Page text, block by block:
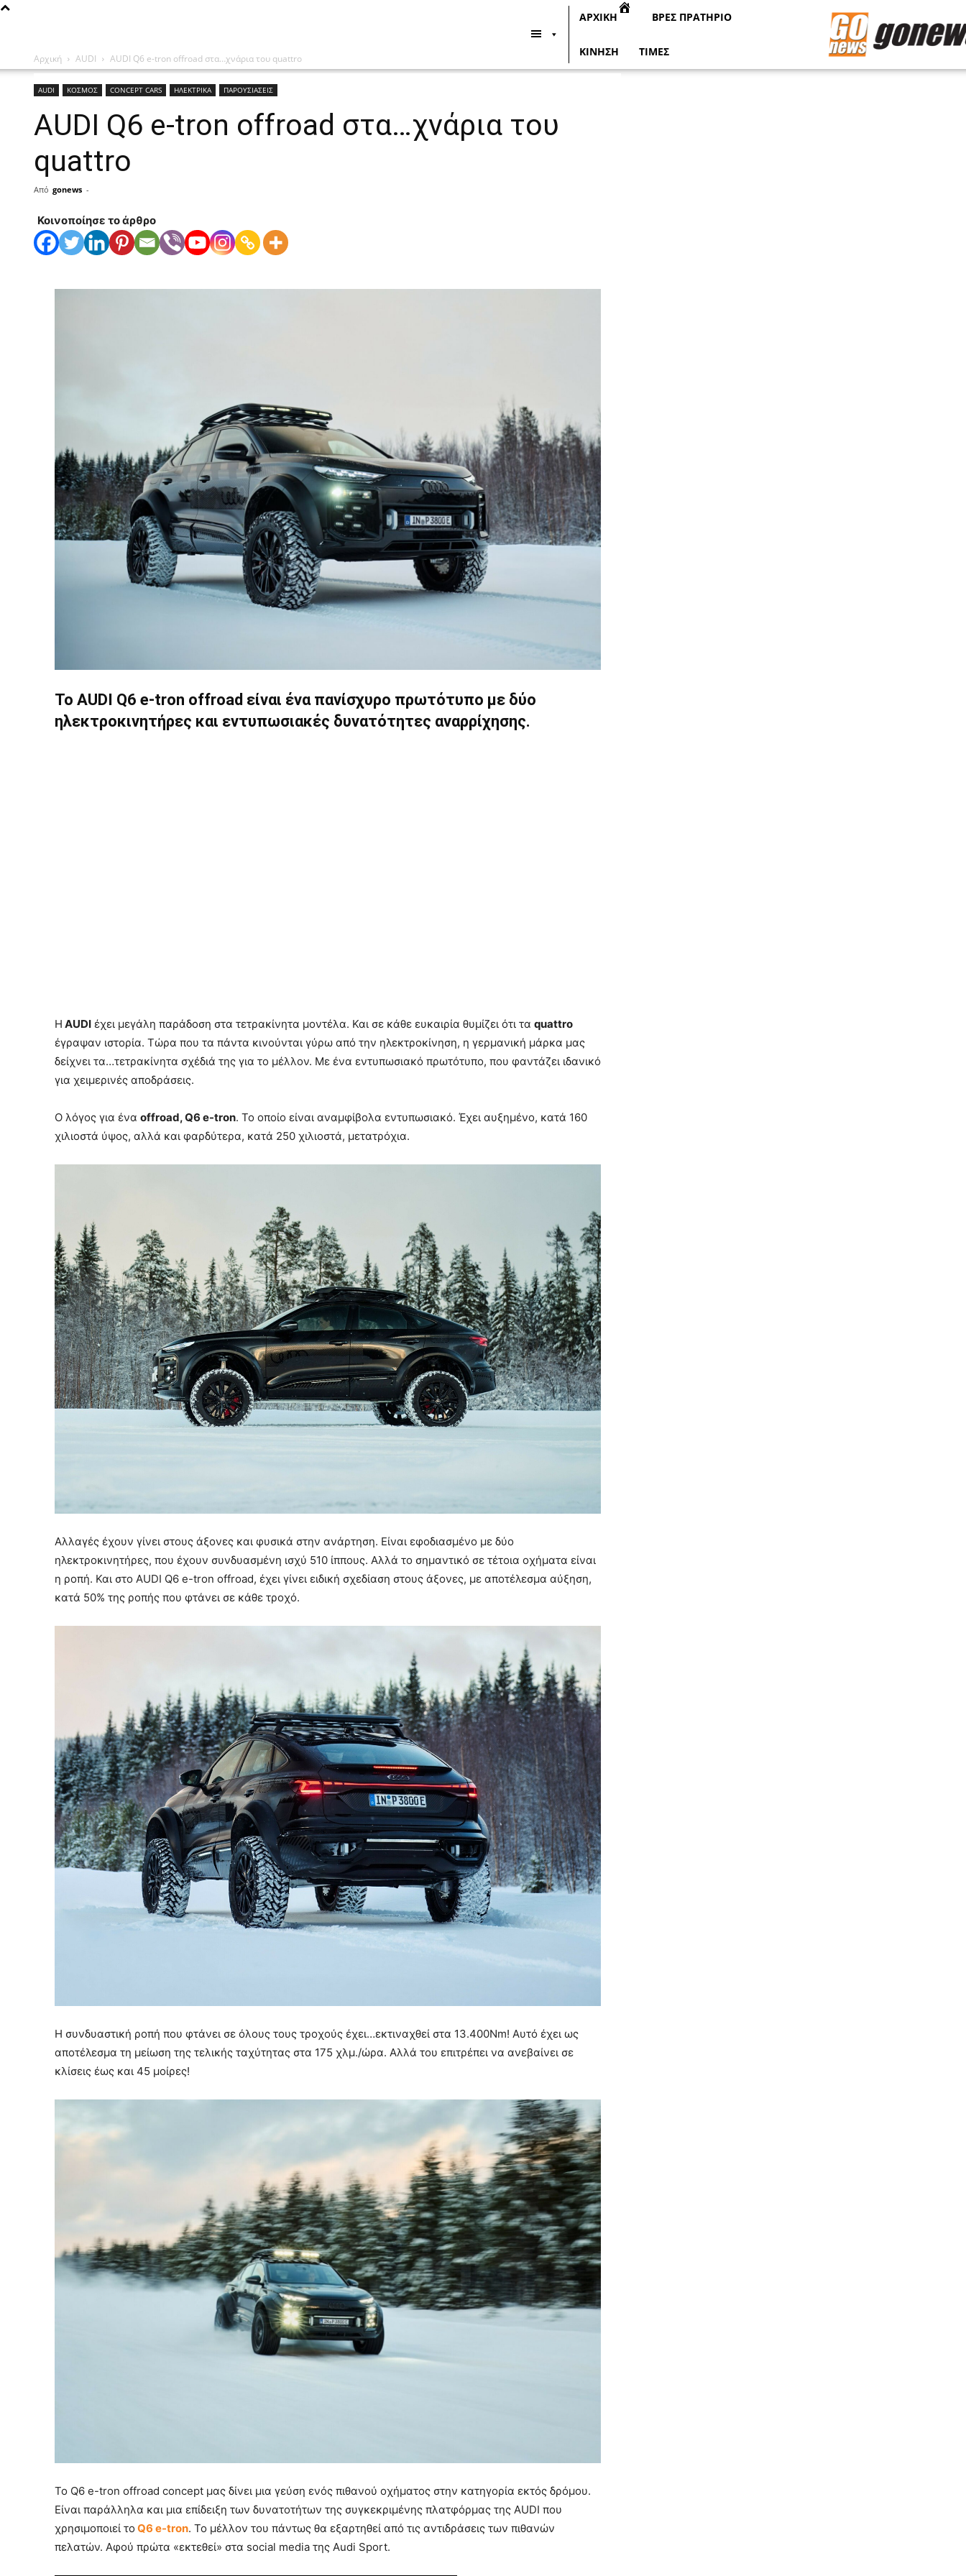
ΑΡΧΙΚΗ ΒΡΕΣ ΠΡΑΤΗΡΙΟ
ΚΙΝΗΣΗ ΤΙΜΕΣ
Αρχική AUDI AUDI Q6 e-tron offroad στα…χνάρια του quattro
AUDI ΚΟΣΜΟΣ CONCEPT CARS ΗΛΕΚΤΡΙΚΑ ΠΑΡΟΥΣΙΑΣΕΙΣ
AUDI Q6 e-tron offroad στα…χνάρια του
quattro
Από gonews -
Κοινοποίησε το άρθρο
Το AUDI Q6 e-tron offroad είναι ένα πανίσχυρο πρωτότυπο με δύο
ηλεκτροκινητήρες και εντυπωσιακές δυνατότητες αναρρίχησης.
H AUDIέχει μεγάλη παράδοση στα τετρακίνητα μοντέλα. Και σε κάθε ευκαιρία θυμίζει ότι τα quattro
έγραψαν ιστορία. Τώρα που τα πάντα κινούνται γύρω από την ηλεκτροκίνηση, η γερμανική μάρκα μας
δείχνει τα…τετρακίνητα σχέδιά της για το μέλλον. Με ένα εντυπωσιακό πρωτότυπο, που φαντάζει ιδανικό
για χειμερινές αποδράσεις.
Ο λόγος για ένα offroad, Q6 e-tron. Το οποίο είναι αναμφίβολα εντυπωσιακό. Έχει αυξημένο, κατά 160
χιλιοστά ύψος, αλλά και φαρδύτερα, κατά 250 χιλιοστά, μετατρόχια.
Αλλαγές έχουν γίνει στους άξονες και φυσικά στην ανάρτηση. Είναι εφοδιασμένο με δύο
ηλεκτροκινητήρες, που έχουν συνδυασμένη ισχύ 510 ίππους. Αλλά το σημαντικό σε τέτοια οχήματα είναι
η ροπή. Και στο AUDI Q6 e-tron offroad, έχει γίνει ειδική σχεδίαση στους άξονες, με αποτέλεσμα αύξηση,
κατά 50% της ροπής που φτάνει σε κάθε τροχό.
Η συνδυαστική ροπή που φτάνει σε όλους τους τροχούς έχει…εκτιναχθεί στα 13.400Nm! Αυτό έχει ως
αποτέλεσμα τη μείωση της τελικής ταχύτητας στα 175 χλμ./ώρα. Αλλά του επιτρέπει να ανεβαίνει σε
κλίσεις έως και 45 μοίρες!
Το Q6 e-tron offroad concept μας δίνει μια γεύση ενός πιθανού οχήματος στην κατηγορία εκτός δρόμου.
Είναι παράλληλα και μια επίδειξη των δυνατοτήτων της συγκεκριμένης πλατφόρμας της AUDI που
χρησιμοποιεί το Q6 e-tron. Το μέλλον του πάντως θα εξαρτηθεί από τις αντιδράσεις των πιθανών
πελατών. Αφού πρώτα «εκτεθεί» στα social media της Audi Sport.